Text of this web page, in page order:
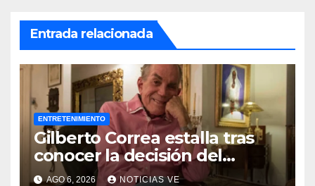
Entrada relacionada
ENTRETENIMIENTO
Gilberto Correa estalla tras
conocer la decisión del
tribunal en su caso
AGO 6, 2026 NOTICIAS VE